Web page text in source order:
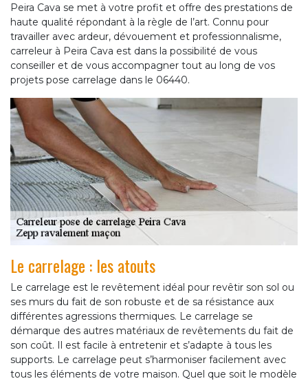
Peira Cava se met à votre profit et offre des prestations de
haute qualité répondant à la règle de l’art. Connu pour
travailler avec ardeur, dévouement et professionnalisme,
carreleur à Peira Cava est dans la possibilité de vous
conseiller et de vous accompagner tout au long de vos
projets pose carrelage dans le 06440.
Le carrelage : les atouts
Le carrelage est le revêtement idéal pour revêtir son sol ou
ses murs du fait de son robuste et de sa résistance aux
différentes agressions thermiques. Le carrelage se
démarque des autres matériaux de revêtements du fait de
son coût. Il est facile à entretenir et s’adapte à tous les
supports. Le carrelage peut s’harmoniser facilement avec
tous les éléments de votre maison. Quel que soit le modèle